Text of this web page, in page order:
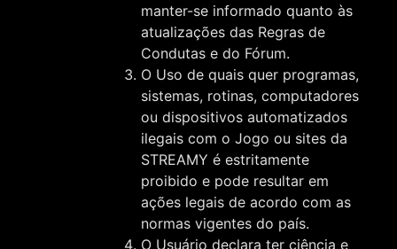
manter-se informado quanto às
atualizações das Regras de
Condutas e do Fórum.
O Uso de quais quer programas,
sistemas, rotinas, computadores
ou dispositivos automatizados
ilegais com o Jogo ou sites da
STREAMY é estritamente
proibido e pode resultar em
ações legais de acordo com as
normas vigentes do país.
O Usuário declara ter ciência e